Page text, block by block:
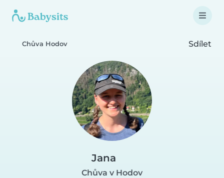
Chůva Hodov Sdílet
Jana
Chůva v Hodov